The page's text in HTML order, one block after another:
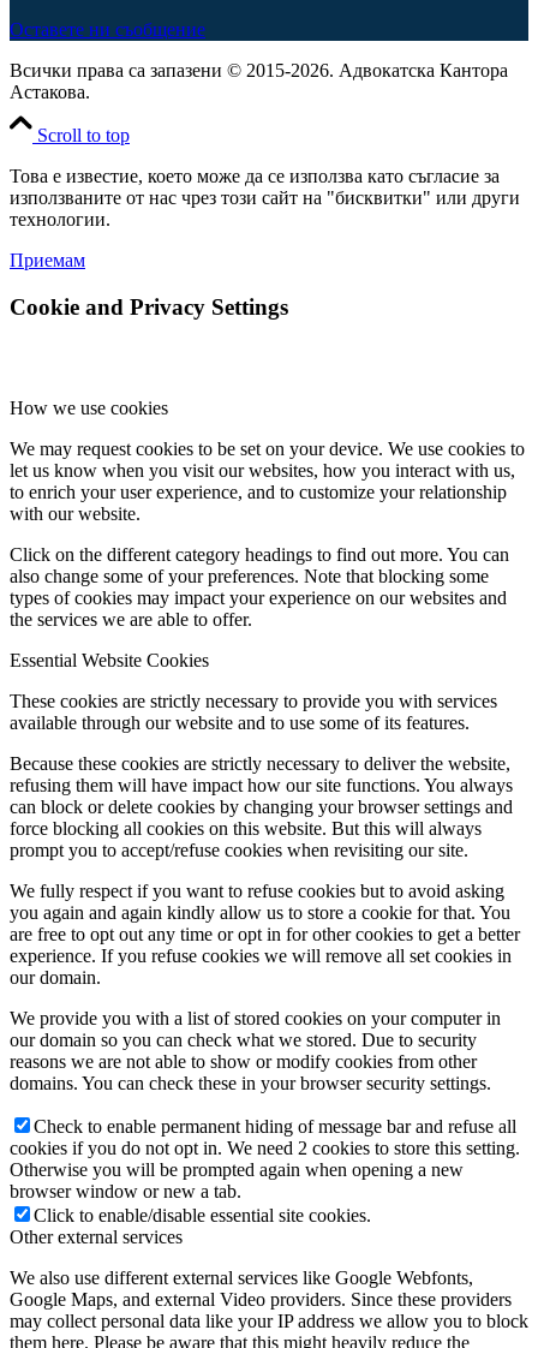
Оставете ни съобщение
Всички права са запазени © 2015-2026. Адвокатска Кантора
Астакова.
Scroll to top
Това е известие, което може да се използва като съгласие за
използваните от нас чрез този сайт на "бисквитки" или други
технологии.
Приемам
Cookie and Privacy Settings
How we use cookies
We may request cookies to be set on your device. We use cookies to
let us know when you visit our websites, how you interact with us,
to enrich your user experience, and to customize your relationship
with our website.
Click on the different category headings to find out more. You can
also change some of your preferences. Note that blocking some
types of cookies may impact your experience on our websites and
the services we are able to offer.
Essential Website Cookies
These cookies are strictly necessary to provide you with services
available through our website and to use some of its features.
Because these cookies are strictly necessary to deliver the website,
refusing them will have impact how our site functions. You always
can block or delete cookies by changing your browser settings and
force blocking all cookies on this website. But this will always
prompt you to accept/refuse cookies when revisiting our site.
We fully respect if you want to refuse cookies but to avoid asking
you again and again kindly allow us to store a cookie for that. You
are free to opt out any time or opt in for other cookies to get a better
experience. If you refuse cookies we will remove all set cookies in
our domain.
We provide you with a list of stored cookies on your computer in
our domain so you can check what we stored. Due to security
reasons we are not able to show or modify cookies from other
domains. You can check these in your browser security settings.
Check to enable permanent hiding of message bar and refuse all
cookies if you do not opt in. We need 2 cookies to store this setting.
Otherwise you will be prompted again when opening a new
browser window or new a tab.
Click to enable/disable essential site cookies.
Other external services
We also use different external services like Google Webfonts,
Google Maps, and external Video providers. Since these providers
may collect personal data like your IP address we allow you to block
them here. Please be aware that this might heavily reduce the